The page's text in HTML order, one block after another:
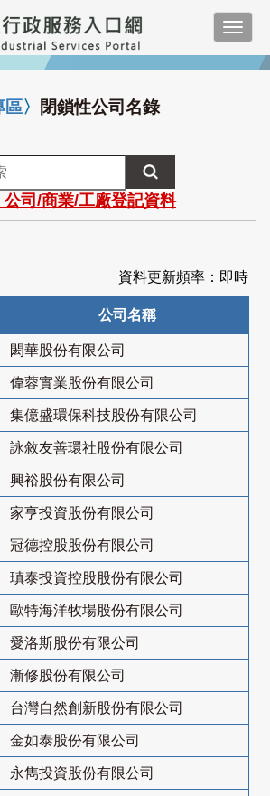
區〉 閉鎖性公司名錄
公司/商業/工廠登記資料
資料更新頻率：即時
公司名稱
閎華股份有限公司
偉蓉實業股份有限公司
集億盛環保科技股份有限公司
詠敘友善環社股份有限公司
興裕股份有限公司
家亨投資股份有限公司
冠德控股股份有限公司
瑱泰投資控股股份有限公司
歐特海洋牧場股份有限公司
愛洛斯股份有限公司
漸修股份有限公司
台灣自然創新股份有限公司
金如泰股份有限公司
永雋投資股份有限公司